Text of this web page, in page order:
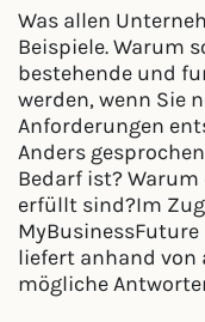
Was allen
Beispiele. Warum
bestehende und
werden, wenn Sie
Anforderungen
Anders
Bedarf ist?
erfüllt sind?Im
liefert anhand von
mögliche